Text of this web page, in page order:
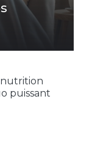
nutrition
puissant